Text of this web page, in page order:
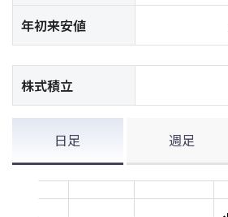
年初来安値
株式積立
日足 週足